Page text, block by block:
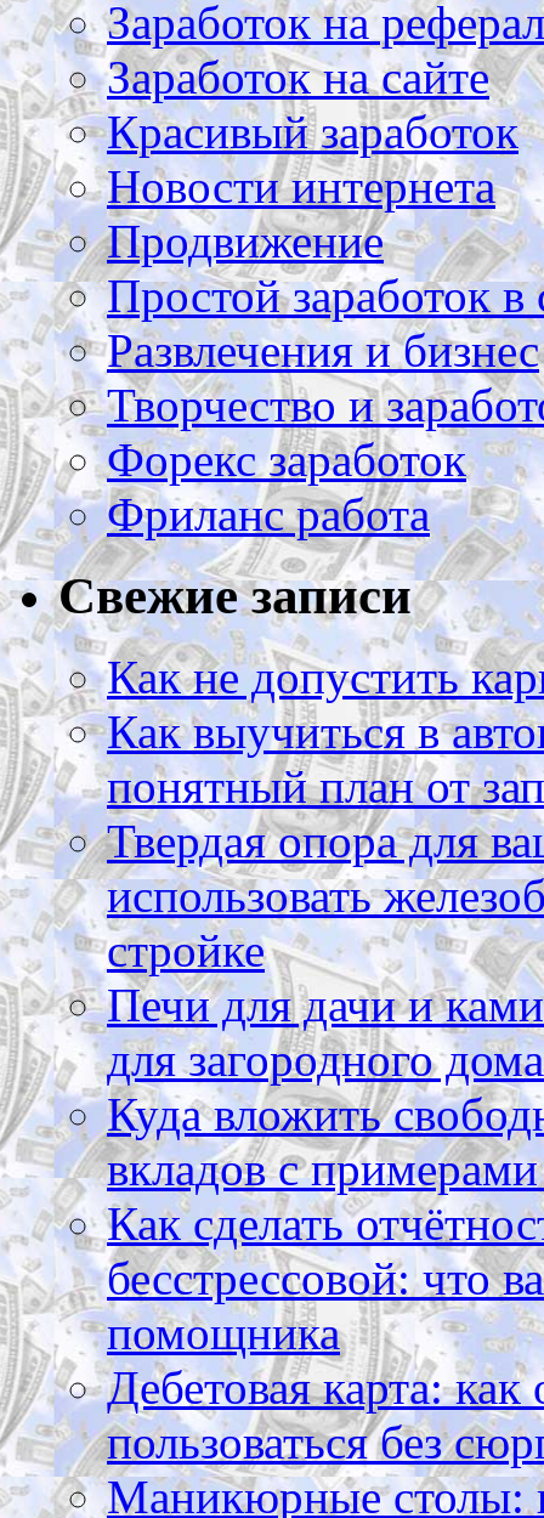
Заработок на
Заработок на сайте
Красивый заработок
Новости интернета
Продвижение
Простой заработок в
Развлечения и бизнес
Творчество и
Форекс заработок
Фриланс работа
Свежие записи
Как не допустить
Как выучиться в
понятный план от
Твердая опора для
использовать
стройке
Печи для дачи и
для загородного дома
Куда вложить
вкладов с
Как сделать
бесстрессовой: что
помощника
Дебетовая карта:
пользоваться без
Маникюрные столы: